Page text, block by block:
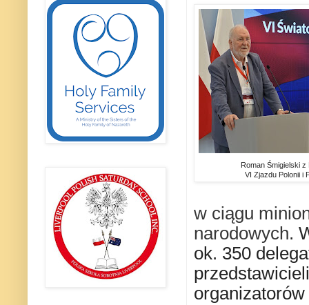
Roman Śmigielski
VI Zjazdu Polonii i
w ciągu
narodowych.
ok. 350